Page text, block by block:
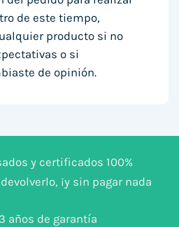
de este tiempo,
producto si no
o si
de opinión.
y certificados 100%
¡y sin pagar nada
años de garantía